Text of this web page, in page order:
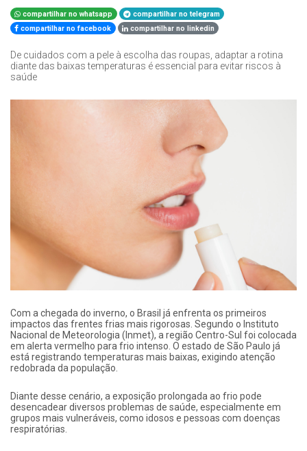
compartilhar no whatsapp
compartilhar no telegram
compartilhar no facebook
compartilhar no linkedin
De cuidados com a pele à escolha das roupas, adaptar a rotina
diante das baixas temperaturas é essencial para evitar riscos à
saúde
Com a chegada do inverno, o Brasil já enfrenta os primeiros
impactos das frentes frias mais rigorosas. Segundo o Instituto
Nacional de Meteorologia (Inmet), a região Centro-Sul foi colocada
em alerta vermelho para frio intenso. O estado de São Paulo já
está registrando temperaturas mais baixas, exigindo atenção
redobrada da população.
Diante desse cenário, a exposição prolongada ao frio pode
desencadear diversos problemas de saúde, especialmente em
grupos mais vulneráveis, como idosos e pessoas com doenças
respiratórias.